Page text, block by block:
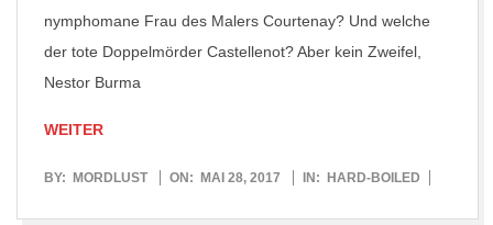
nymphomane Frau des Malers Courtenay? Und welche
der tote Doppelmörder Castellenot? Aber kein Zweifel,
Nestor Burma
WEITER
2017-
BY: MORDLUST ON: MAI 28, 2017 IN: HARD-BOILED